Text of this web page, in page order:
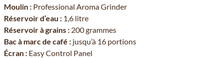
Moulin : Professional Aroma Grinder
Réservoir d’eau : 1,6 litre
Réservoir à grains : 200 grammes
Bac à marc de café : jusqu’à 16 portions
Écran : Easy Control Panel